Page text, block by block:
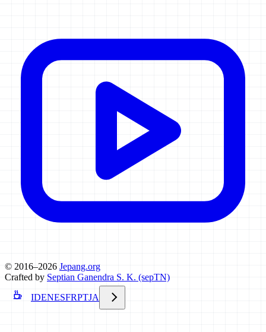
© 2016–2026 Jepang.org
Crafted by Septian Ganendra S. K. (sepTN)
IDENESFRPTJA